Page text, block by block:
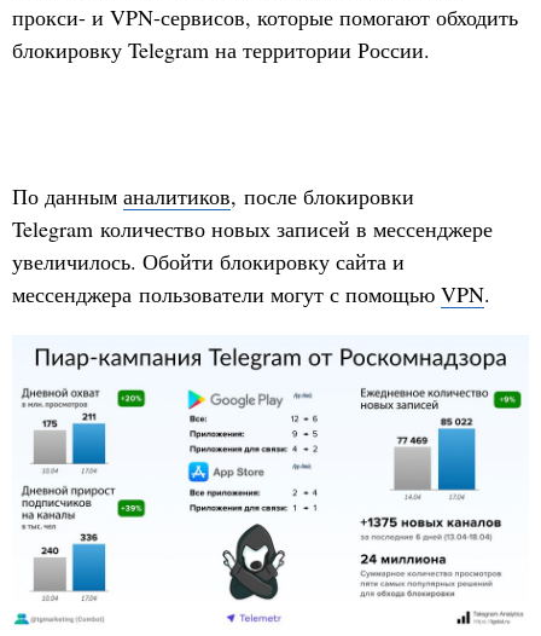
прокси- и VPN-сервисов, которые помогают обходить
блокировку Telegram на территории России.
По данным аналитиков, после блокировки
Telegram количество новых записей в мессенджере
увеличилось. Обойти блокировку сайта и
мессенджера пользователи могут с помощью VPN.